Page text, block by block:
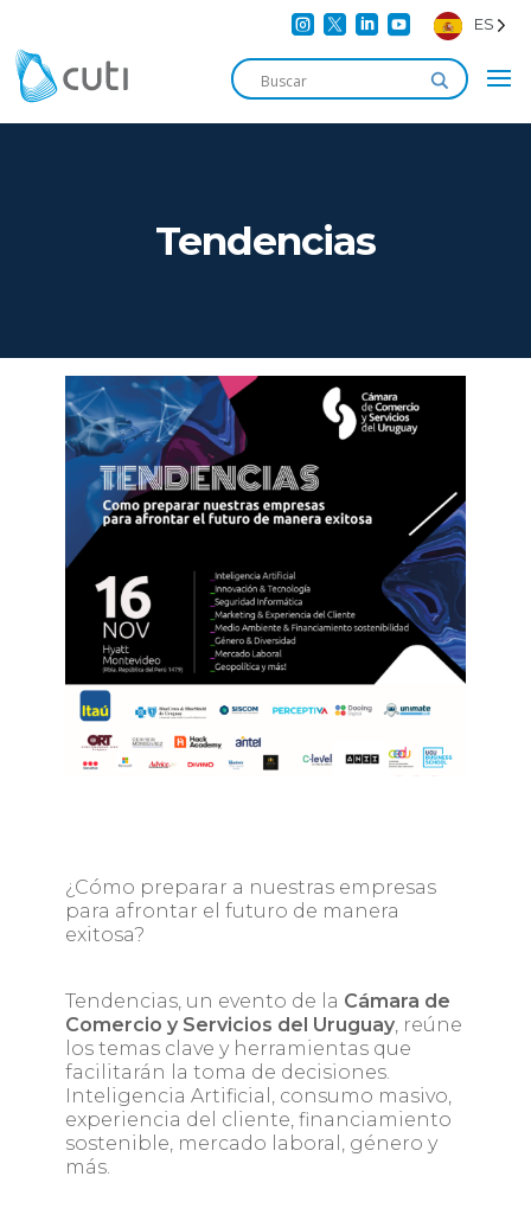
    ES
Tendencias
¿Cómo preparar a nuestras empresas
para afrontar el futuro de manera
exitosa?
Tendencias, un evento de la Cámara de
Comercio y Servicios del Uruguay, reúne
los temas clave y herramientas que
facilitarán la toma de decisiones.
Inteligencia Artificial, consumo masivo,
experiencia del cliente, financiamiento
sostenible, mercado laboral, género y
más.